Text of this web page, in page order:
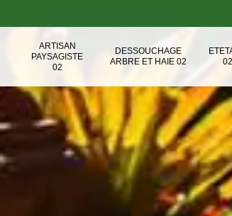
ARTISAN
PAYSAGISTE
02
DESSOUCHAGE
ARBRE ET HAIE 02
02